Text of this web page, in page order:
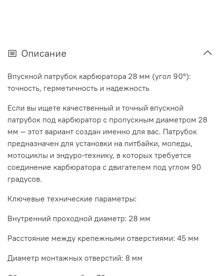
Описание
Впускной патрубок карбюратора 28 мм (угол 90°):
точность, герметичность и надежность
Если вы ищете качественный и точный впускной
патрубок под карбюратор с пропускным диаметром 28
мм — этот вариант создан именно для вас. Патрубок
предназначен для установки на питбайки, мопеды,
мотоциклы и эндуро-технику, в которых требуется
соединение карбюратора с двигателем под углом 90
градусов.
Ключевые технические параметры:
Внутренний проходной диаметр: 28 мм
Расстояние между крепежными отверстиями: 45 мм
Диаметр монтажных отверстий: 8 мм